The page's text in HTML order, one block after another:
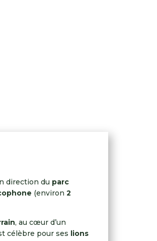
direction du parc
(environ2
, au cœur d’un
célèbre pour ses lions